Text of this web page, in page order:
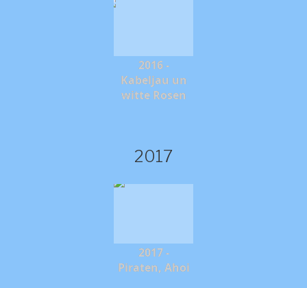
2016 -
Kabeljau un
witte Rosen
2017
2017 -
Piraten, Ahoi